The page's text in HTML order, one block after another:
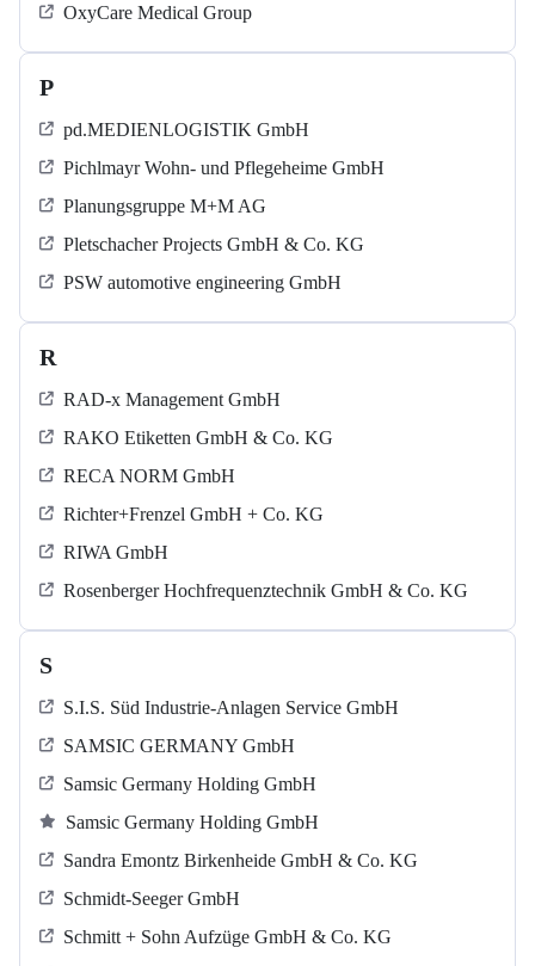
OxyCare Medical Group
P
pd.MEDIENLOGISTIK GmbH
Pichlmayr Wohn- und Pflegeheime GmbH
Planungsgruppe M+M AG
Pletschacher Projects GmbH & Co. KG
PSW automotive engineering GmbH
R
RAD-x Management GmbH
RAKO Etiketten GmbH & Co. KG
RECA NORM GmbH
Richter+Frenzel GmbH + Co. KG
RIWA GmbH
Rosenberger Hochfrequenztechnik GmbH & Co. KG
S
S.I.S. Süd Industrie-Anlagen Service GmbH
SAMSIC GERMANY GmbH
Samsic Germany Holding GmbH
Samsic Germany Holding GmbH
Sandra Emontz Birkenheide GmbH & Co. KG
Schmidt-Seeger GmbH
Schmitt + Sohn Aufzüge GmbH & Co. KG